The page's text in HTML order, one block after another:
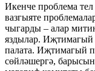
Икенче проблема тел
вазгыяте
чыгарды – алар
яздылар.
палата. Иҗтимагый
сөйләшергә,